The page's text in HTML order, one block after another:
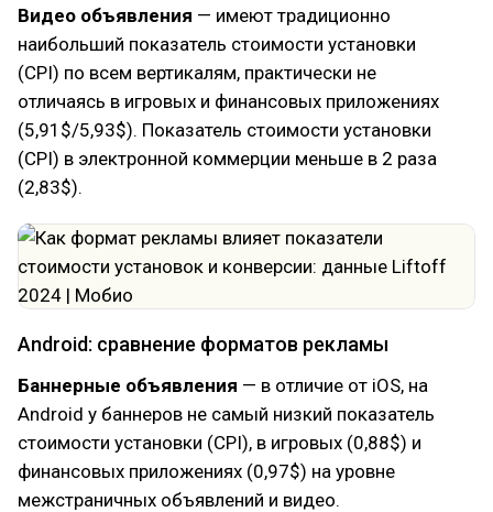
Видео объявления — имеют традиционно
наибольший показатель стоимости установки
(CPI) по всем вертикалям, практически не
отличаясь в игровых и финансовых приложениях
(5,91$/5,93$). Показатель стоимости установки
(CPI) в электронной коммерции меньше в 2 раза
(2,83$).
Android: сравнение форматов рекламы
Баннерные объявления — в отличие от iOS, на
Android у баннеров не самый низкий показатель
стоимости установки (CPI), в игровых (0,88$) и
финансовых приложениях (0,97$) на уровне
межстраничных объявлений и видео.